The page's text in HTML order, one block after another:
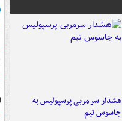
هشدار سرمربی پرسپولیس به
جاسوس تیم